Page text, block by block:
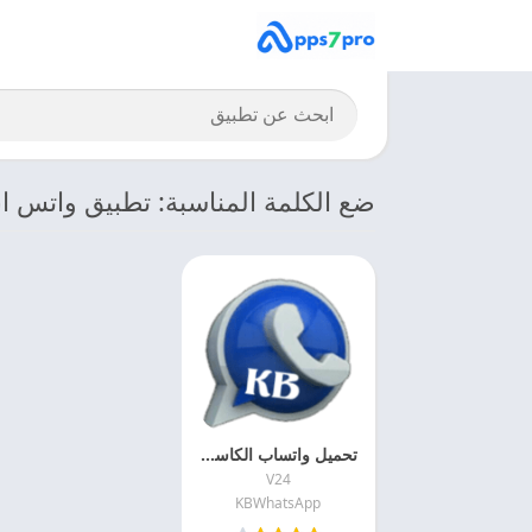
ضع الكلمة المناسبة: تطبيق واتس
تحميل واتساب الكاسر 2027 KBWhatsApp APK اخر اصدار
V24
KBWhatsApp